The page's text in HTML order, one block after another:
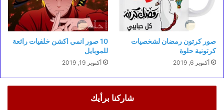
صور كرتون رمضان لشخصيات
كرتونية حلوة
أكتوبر 6, 2019
10 صور انمي اكشن خلفيات رائعة
للموبايل
أكتوبر 19, 2019
شاركنا برأيك